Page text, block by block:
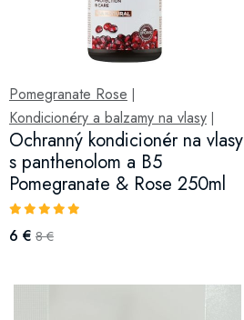
Pomegranate Rose
Kondicionéry a balzamy na vlasy|
Ochranný kondicionér na vlasy
s panthenolom a B5
Pomegranate & Rose 250ml
6 € 8 €